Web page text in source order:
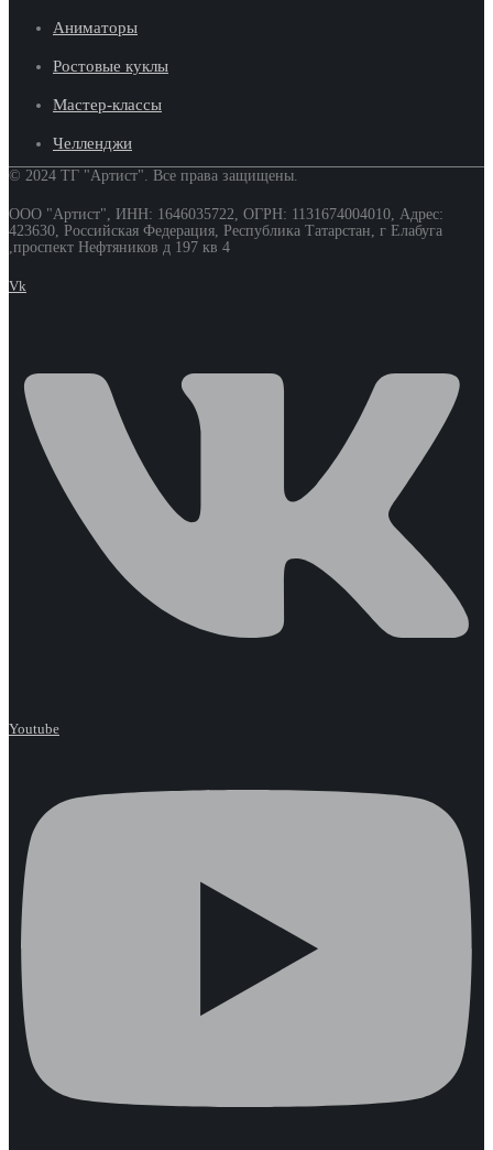
Аниматоры
Ростовые куклы
Мастер-классы
Челленджи
© 2024 ТГ "Артист". Все права защищены.
ООО "Артист", ИНН: 1646035722, ОГРН: 1131674004010, Адрес:
423630, Российская Федерация, Республика Татарстан, г Елабуга
,проспект Нефтяников д 197 кв 4
Vk
Youtube